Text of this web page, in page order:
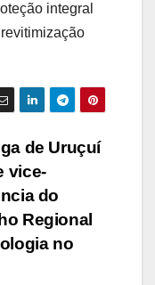
integral
de Uruçuí
vice-
do
Regional
no